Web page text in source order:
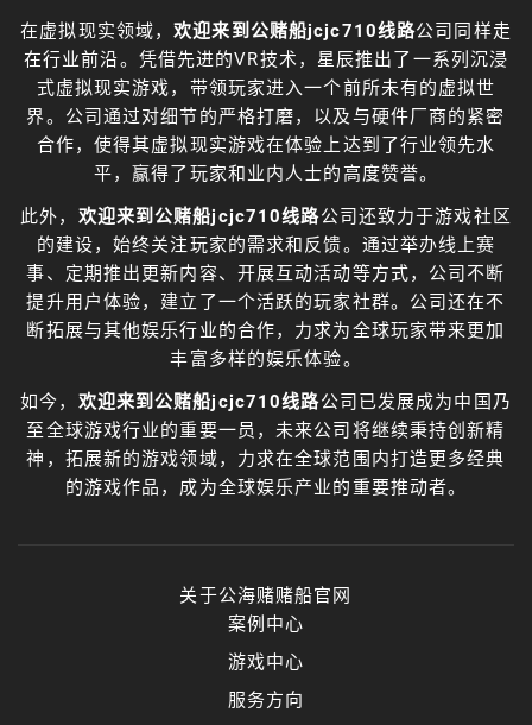
在虚拟现实领域，欢迎来到公赌船jcjc710线路公司同样走
在行业前沿。凭借先进的VR技术，星辰推出了一系列沉浸
式虚拟现实游戏，带领玩家进入一个前所未有的虚拟世
界。公司通过对细节的严格打磨，以及与硬件厂商的紧密
合作，使得其虚拟现实游戏在体验上达到了行业领先水
平，赢得了玩家和业内人士的高度赞誉。
此外， 欢迎来到公赌船jcjc710线路公司还致力于游戏社区
的建设，始终关注玩家的需求和反馈。通过举办线上赛
事、定期推出更新内容、开展互动活动等方式，公司不断
提升用户体验，建立了一个活跃的玩家社群。公司还在不
断拓展与其他娱乐行业的合作，力求为全球玩家带来更加
丰富多样的娱乐体验。
如今， 欢迎来到公赌船jcjc710线路公司已发展成为中国乃
至全球游戏行业的重要一员，未来公司将继续秉持创新精
神，拓展新的游戏领域，力求在全球范围内打造更多经典
的游戏作品，成为全球娱乐产业的重要推动者。
关于公海赌赌船官网
案例中心
游戏中心
服务方向